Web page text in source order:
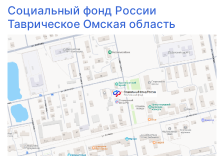
Социальный фонд России
Таврическое Омская область